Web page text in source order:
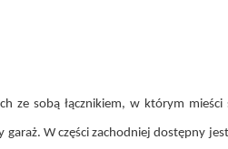
ze sobą łącznikiem, w którym
W części zachodniej dostępny